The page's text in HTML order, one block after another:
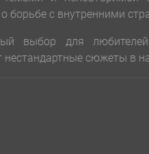
борьбе с внутренними
выбор для любителей
нестандартные сюжеты в